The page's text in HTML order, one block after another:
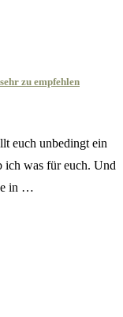
zu empfehlen
euch unbedingt ein
ich was für euch. Und
in …